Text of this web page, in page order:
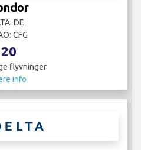
DE
CFG
20
flyvninger
info